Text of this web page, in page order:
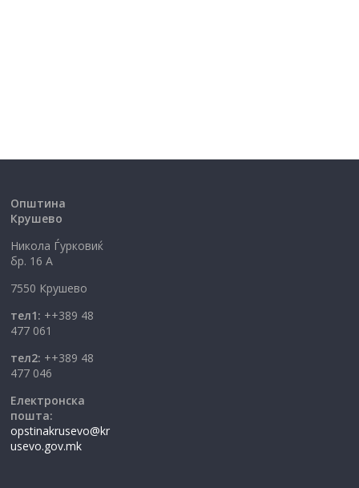
Општина
Крушево
Никола Ѓурковиќ
бр. 16 А
7550 Крушево
тел1: ++389 48
477 061
тел2: ++389 48
477 046
Електронска
пошта:
opstinakrusevo@kr
usevo.gov.mk